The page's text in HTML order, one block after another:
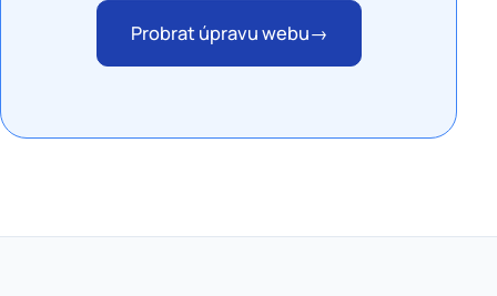
Probrat úpravu webu→